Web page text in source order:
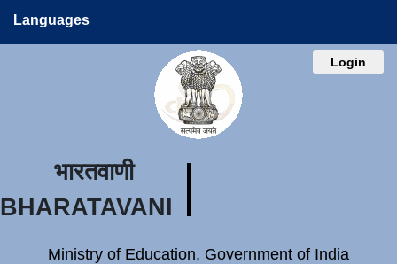
Languages
Login
भारतवाणी
BHARATAVANI
Ministry of Education, Government of India